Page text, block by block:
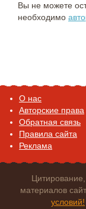
Вы не можете
необходимо
O нас
Авторские права
Обратная связь
Правила сайта
Реклама
материалов
условий!